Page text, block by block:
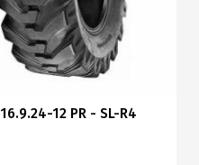
16.9.24-12 PR - SL-R4